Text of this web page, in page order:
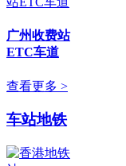
广州收费站
ETC车道
查看更多 >
车站地铁